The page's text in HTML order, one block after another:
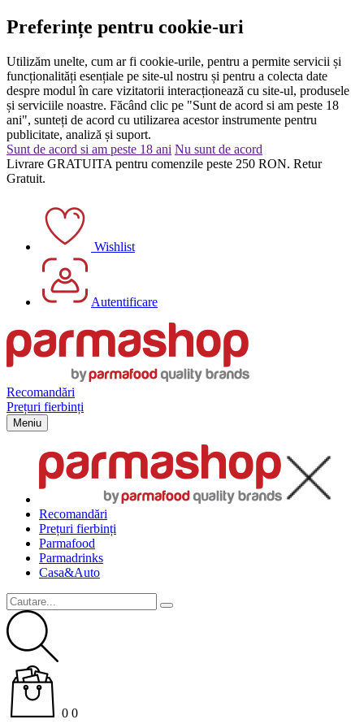
Preferințe pentru cookie-uri
Utilizăm unelte, cum ar fi cookie-urile, pentru a permite servicii și
funcționalități esențiale pe site-ul nostru și pentru a colecta date
despre modul în care vizitatorii interacționează cu site-ul, produsele
și serviciile noastre. Făcând clic pe "Sunt de acord si am peste 18
ani", sunteți de acord cu utilizarea acestor instrumente pentru
publicitate, analiză și suport.
Sunt de acord si am peste 18 ani Nu sunt de acord
Livrare GRATUITA pentru comenzile peste 250 RON. Retur
Gratuit.
Wishlist
Autentificare
Recomandări
Prețuri fierbinți
Meniu
Recomandări
Prețuri fierbinți
Parmafood
Parmadrinks
Casa&Auto
0 0